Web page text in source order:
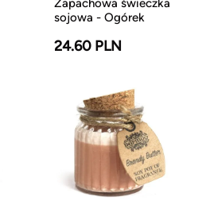
Zapachowa świeczka
sojowa - Ogórek
24.60 PLN